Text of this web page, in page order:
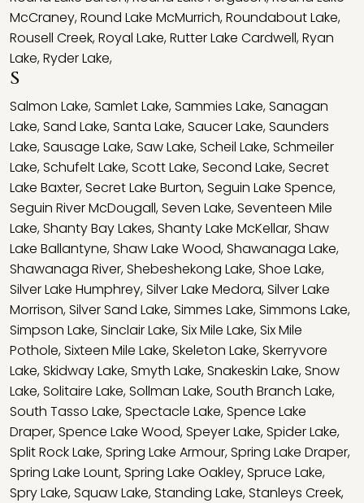
McCraney,Round Lake McMurrich,Roundabout Lake,
Rousell Creek,Royal Lake,Rutter Lake Cardwell,Ryan
Lake,Ryder Lake,
S
Salmon Lake,Samlet Lake,Sammies Lake,Sanagan
Lake,Sand Lake,Santa Lake,Saucer Lake,Saunders
Lake,Sausage Lake,Saw Lake,Scheil Lake,Schmeiler
Lake,Schufelt Lake,Scott Lake,Second Lake,Secret
Lake Baxter,Secret Lake Burton,Seguin Lake Spence,
Seguin River McDougall,Seven Lake,Seventeen Mile
Lake,Shanty Bay Lakes,Shanty Lake McKellar,Shaw
Lake Ballantyne,Shaw Lake Wood,Shawanaga Lake,
Shawanaga River,Shebeshekong Lake,Shoe Lake,
Silver Lake Humphrey,Silver Lake Medora,Silver Lake
Morrison,Silver Sand Lake,Simmes Lake,Simmons Lake,
Simpson Lake,Sinclair Lake,Six Mile Lake,Six Mile
Pothole,Sixteen Mile Lake,Skeleton Lake,Skerryvore
Lake,Skidway Lake,Smyth Lake,Snakeskin Lake,Snow
Lake,Solitaire Lake,Sollman Lake,South Branch Lake,
South Tasso Lake,Spectacle Lake,Spence Lake
Draper,Spence Lake Wood,Speyer Lake,Spider Lake,
Split Rock Lake,Spring Lake Armour,Spring Lake Draper,
Spring Lake Lount,Spring Lake Oakley,Spruce Lake,
Spry Lake,Squaw Lake,Standing Lake,Stanleys Creek,